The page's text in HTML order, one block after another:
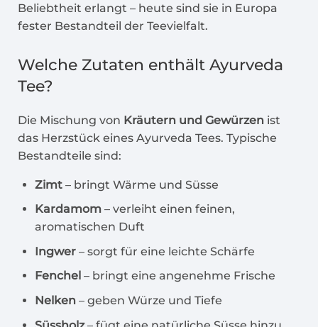
Beliebtheit erlangt – heute sind sie in Europa
fester Bestandteil der Teevielfalt.
Welche Zutaten enthält Ayurveda
Tee?
Die Mischung von Kräutern und Gewürzen ist
das Herzstück eines Ayurveda Tees. Typische
Bestandteile sind:
Zimt – bringt Wärme und Süsse
Kardamom – verleiht einen feinen,
aromatischen Duft
Ingwer – sorgt für eine leichte Schärfe
Fenchel – bringt eine angenehme Frische
Nelken – geben Würze und Tiefe